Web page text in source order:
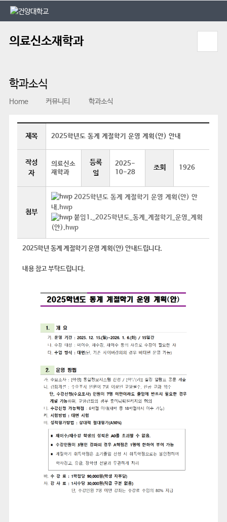
본문 바로가기
대메뉴 바로가기
의료신소재학과
학과소식
Home 커뮤니티 학과소식
제목 2025학년도 동계 계절학기 운영 계획(안) 안내
작성
자
의료신소
재학과
등록
일
2025-
10-28
조회 1926
첨부
2025학년도 동계 계절학기 운영 계획(안) 안
내.hwp
붙임1._2025학년도_동계_계절학기_운영_계획
(안).hwp
2025학년 동계 계절학기 운영 계획(안) 안내드립니다.
내용 참고 부탁드립니다.